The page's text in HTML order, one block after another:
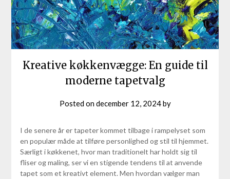
Kreative køkkenvægge: En guide til
moderne tapetvalg
Posted ondecember 12, 2024by
I de senere år er tapeter kommet tilbage i rampelyset som
en populær måde at tilføre personlighed og stil til hjemmet.
Særligt i køkkenet, hvor man traditionelt har holdt sig til
fliser og maling, ser vi en stigende tendens til at anvende
tapet som et kreativt element. Men hvordan vælger man